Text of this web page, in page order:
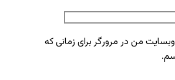
من در مرورگر برای زمانی که